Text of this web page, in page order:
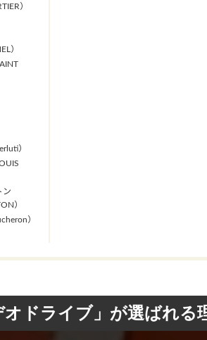
）
）
）
ン
）
）
オドライブ」が選ばれる